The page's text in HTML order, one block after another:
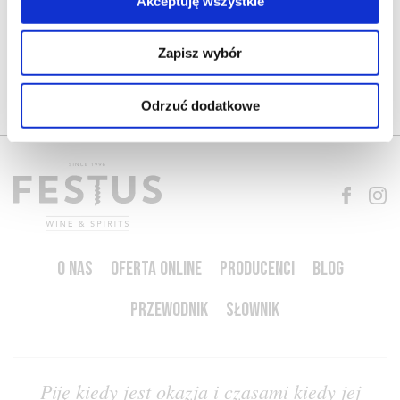
Zapisz wybór
Odrzuć dodatkowe
pozytywną; określa się też tak proste wina z ciepłego lub …
Więcej ciepłe →
O NAS OFERTA ONLINE PRODUCENCI
BLOG
PRZEWODNIK
SŁOWNIK
Piję kiedy jest okazja i czasami kiedy jej